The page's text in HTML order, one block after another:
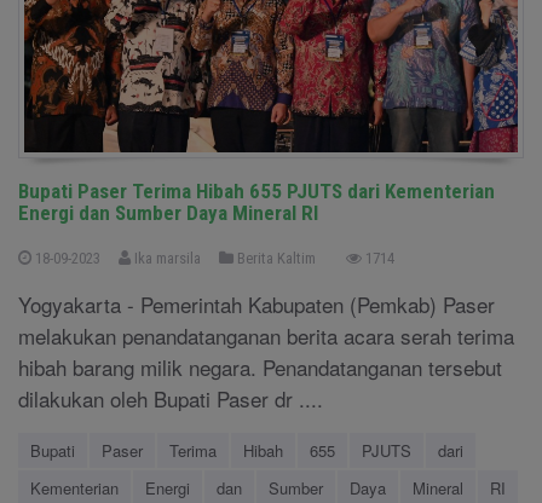
Bupati Paser Terima Hibah 655 PJUTS dari Kementerian
Energi dan Sumber Daya Mineral RI
18-09-2023 Ika marsila Berita Kaltim 1714
Yogyakarta - Pemerintah Kabupaten (Pemkab) Paser
melakukan penandatanganan berita acara serah terima
hibah barang milik negara. Penandatanganan tersebut
dilakukan oleh Bupati Paser dr ....
Bupati Paser Terima Hibah 655 PJUTS
dari
Kementerian
Energi dan Sumber Daya Mineral RI